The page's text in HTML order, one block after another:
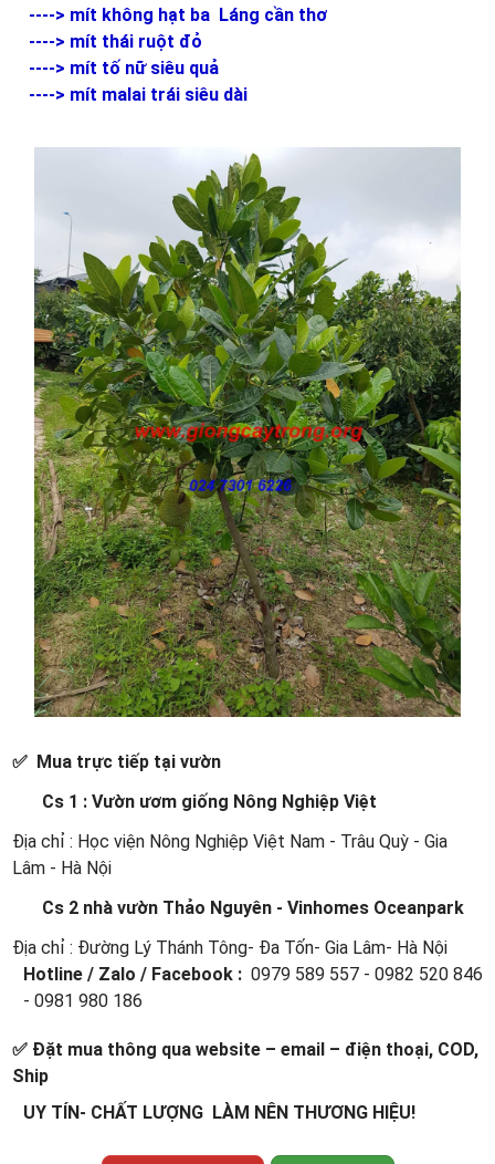
----> mít không hạt ba Láng cần thơ
----> mít thái ruột đỏ
----> mít tố nữ siêu quả
----> mít malai trái siêu dài
✅ Mua trực tiếp tại vườn
Cs 1 : Vườn ươm giống Nông Nghiệp Việt
Địa chỉ : Học viện Nông Nghiệp Việt Nam - Trâu Quỳ - Gia
Lâm - Hà Nội
Cs 2 nhà vườn Thảo Nguyên - Vinhomes Oceanpark
Địa chỉ : Đường Lý Thánh Tông- Đa Tốn- Gia Lâm- Hà Nội
Hotline / Zalo / Facebook : 0979 589 557 - 0982 520 846
- 0981 980 186
✅ Đặt mua thông qua website – email – điện thoại, COD,
Ship
UY TÍN- CHẤT LƯỢNG LÀM NÊN THƯƠNG HIỆU!